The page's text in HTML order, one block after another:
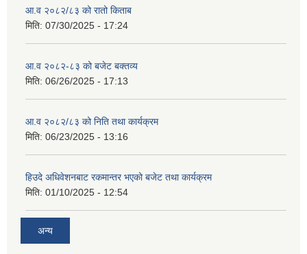
आ.व २०८२/८३ को रातो किताब
मिति: 07/30/2025 - 17:24
आ.व २०८२-८३ को बजेट बक्तव्य
मिति: 06/26/2025 - 17:13
आ.व २०८२/८३ को निति तथा कार्यक्रम
मिति: 06/23/2025 - 13:16
हिउदे अधिवेशनबाट रकमान्तर भएको बजेट तथा कार्यक्रम
मिति: 01/10/2025 - 12:54
अन्य